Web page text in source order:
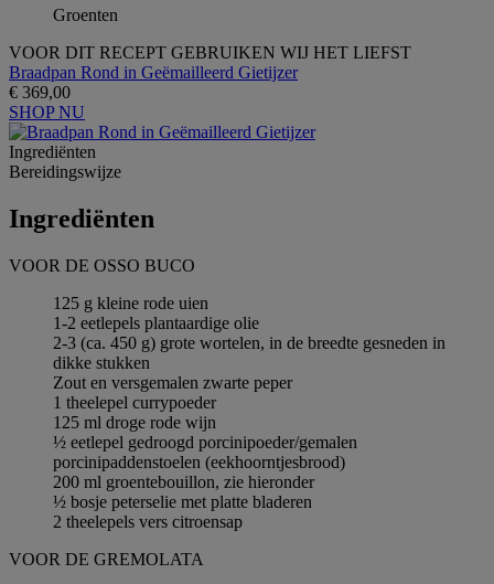
Groenten
VOOR DIT RECEPT GEBRUIKEN WIJ HET LIEFST
Braadpan Rond in Geëmailleerd Gietijzer
€ 369,00
SHOP NU
Ingrediёnten
Bereidingswijze
Ingrediёnten
VOOR DE OSSO BUCO
125 g kleine rode uien
1-2 eetlepels plantaardige olie
2-3 (ca. 450 g) grote wortelen, in de breedte gesneden in
dikke stukken
Zout en versgemalen zwarte peper
1 theelepel currypoeder
125 ml droge rode wijn
½ eetlepel gedroogd porcinipoeder/gemalen
porcinipaddenstoelen (eekhoorntjesbrood)
200 ml groentebouillon, zie hieronder
½ bosje peterselie met platte bladeren
2 theelepels vers citroensap
VOOR DE GREMOLATA